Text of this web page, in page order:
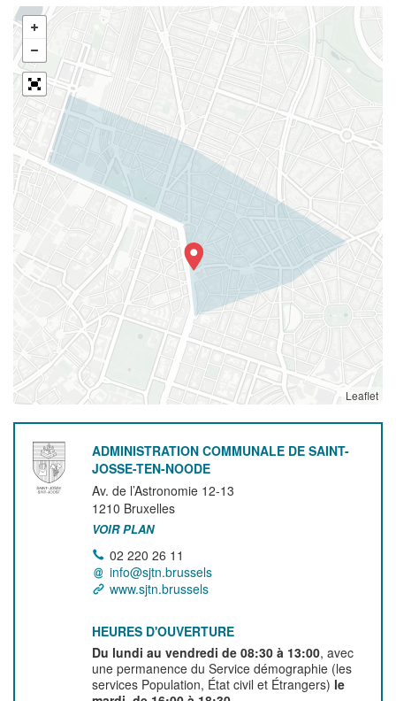
Leaflet
ADMINISTRATION COMMUNALE DE SAINT-
JOSSE-TEN-NOODE
Av. de l’Astronomie 12-13
1210 Bruxelles
VOIR PLAN
02 220 26 11
info@sjtn.brussels
www.sjtn.brussels
HEURES D'OUVERTURE
Du lundi au vendredi de 08:30 à 13:00, avec
une permanence du Service démographie (les
services Population, État civil et Étrangers) le